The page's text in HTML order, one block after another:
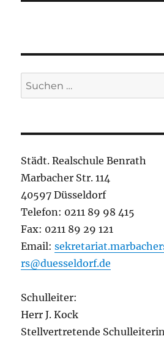
Suchen
nach:
Städt. Realschule Benrath
Marbacher Str. 114
40597 Düsseldorf
Telefon: 0211 89 98 415
Fax: 0211 89 29 121
Email:
rs@duesseldorf.de
Schulleiter:
Herr J. Kock
Stellvertretende